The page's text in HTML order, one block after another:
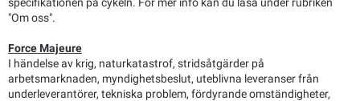
"Om oss".
Force Majeure
I händelse av krig, naturkatastrof, stridsåtgärder på
arbetsmarknaden, myndighetsbeslut, uteblivna leveranser från
underleverantörer, tekniska problem, fördyrande omständigheter,